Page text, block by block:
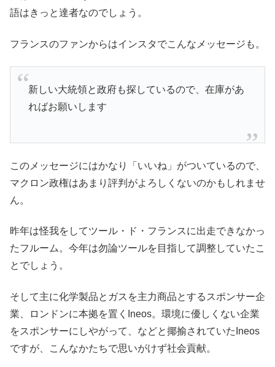
語はきっと達者なのでしょう。
フランスのファンからはインスタでこんなメッセージも。
新しい大統領と政府も探しているので、在庫があ
ればお願いします
このメッセージにはかなり「いいね」がついているので、
マクロン政権はあまり評判がよろしくないのかもしれませ
ん。
昨年は怪我をしてツール・ド・フランスに出走できなかっ
たフルーム。今年は勿論ツールを目指して調整していたこ
とでしょう。
そして主に化学製品とガスを主力商品とするスポンサー企
業、ロンドンに本拠を置くIneos。環境に優しくない企業
をスポンサーにしやがって、などと揶揄されていたIneos
ですが、こんなかたちで思いがけず社会貢献。